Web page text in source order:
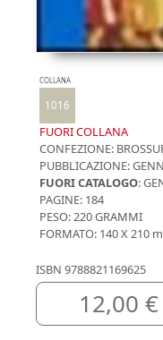
COLLANA
1016
FUORI COLLANA
CONFEZIONE:
PUBBLICAZIONE:
FUORI CATALOGO:
PAGINE: 184
PESO: 220 GRAMMI
FORMATO: 140 X 210
ISBN 9788821169625
12,00 €